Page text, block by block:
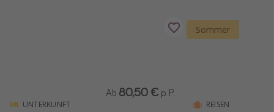
UNTERKUNFT
Ab 80,50 € p. P.
Sommer
REISEN